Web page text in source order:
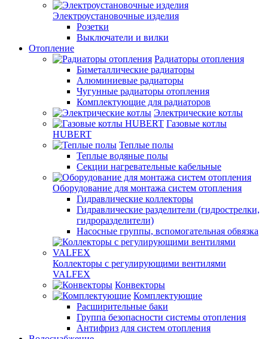
Электроустановочные изделия
Розетки
Выключатели и вилки
Отопление
Радиаторы отопления
Биметаллические радиаторы
Алюминиевые радиаторы
Чугунные радиаторы отопления
Комплектующие для радиаторов
Электрические котлы
Газовые котлы
HUBERT
Теплые полы
Теплые водяные полы
Секции нагревательные кабельные
Оборудование для монтажа систем отопления
Гидравлические коллекторы
Гидравлические разделители (гидрострелки,
гидроразделители)
Насосные группы, вспомогательная обвязка
Коллекторы с регулирующими вентилями
VALFEX
Конвекторы
Комплектующие
Расширительные баки
Группа безопасности системы отопления
Антифриз для систем отопления